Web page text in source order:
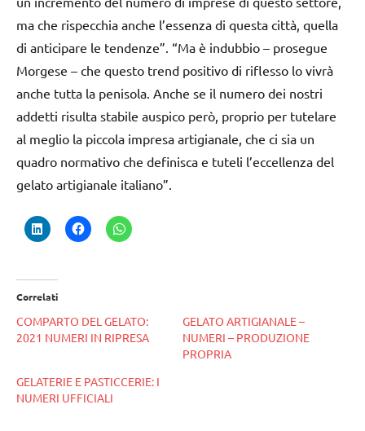
ma che rispecchia anche l’essenza di questa città, quella
di anticipare le tendenze”. “Ma è indubbio – prosegue
Morgese – che questo trend positivo di riflesso lo vivrà
anche tutta la penisola. Anche se il numero dei nostri
addetti risulta stabile auspico però, proprio per tutelare
al meglio la piccola impresa artigianale, che ci sia un
quadro normativo che definisca e tuteli l’eccellenza del
gelato artigianale italiano”.
Correlati
COMPARTO DEL GELATO:
2021 NUMERI IN RIPRESA
GELATO ARTIGIANALE –
NUMERI – PRODUZIONE
PROPRIA
GELATERIE E PASTICCERIE: I
NUMERI UFFICIALI